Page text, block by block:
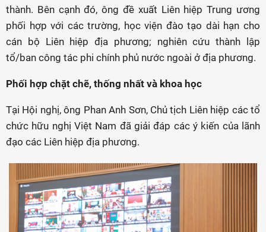
thành. Bên cạnh đó, ông đề xuất Liên hiệp Trung ương
phối hợp với các trường, học viện đào tạo dài hạn cho
cán bộ Liên hiệp địa phương; nghiên cứu thành lập
tổ/ban công tác phi chính phủ nước ngoài ở địa phương.
Phối hợp chặt chẽ, thống nhất và khoa học
Tại Hội nghị, ông Phan Anh Sơn, Chủ tịch Liên hiệp các tổ
chức hữu nghị Việt Nam đã giải đáp các ý kiến của lãnh
đạo các Liên hiệp địa phương.